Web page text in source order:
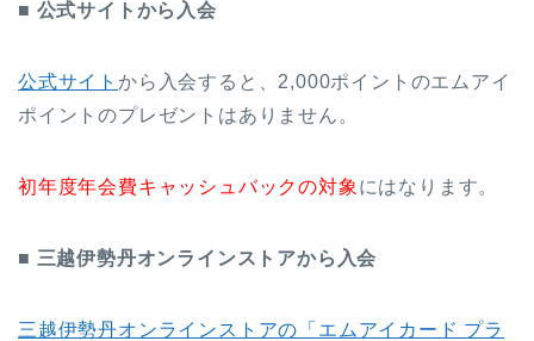
■ 公式サイトから入会
公式サイト から入会すると、2,000ポイントのエムアイ
ポイントのプレゼントはありません。
初年度年会費キャッシュバックの対象 にはなります。
■ 三越伊勢丹オンラインストアから入会
三越伊勢丹オンラインストアの「エムアイカード プラ